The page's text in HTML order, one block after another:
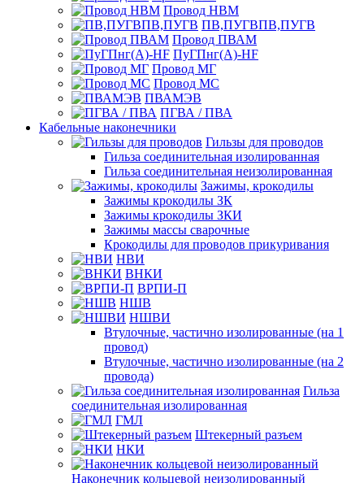
Провод НВМ
ПВ,ПУГВПВ,ПУГВ
Провод ПВАМ
ПуГПнг(A)-HF
Провод МГ
Провод МС
ПВАМЭВ
ПГВА / ПВА
Кабельные наконечники
Гильзы для проводов
Гильза соединительная изолированная
Гильза соединительная неизолированная
Зажимы, крокодилы
Зажимы крокодилы ЗК
Зажимы крокодилы ЗКИ
Зажимы массы сварочные
Крокодилы для проводов прикуривания
НВИ
ВНКИ
ВРПИ-П
НШВ
НШВИ
Втулочные, частично изолированные (на 1
провод)
Втулочные, частично изолированные (на 2
провода)
Гильза
соединительная изолированная
ГМЛ
Штекерный разъем
НКИ
Наконечник кольцевой неизолированный